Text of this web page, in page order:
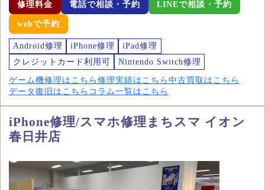
修理料金 電話で相談・予約 LINEで相談・予約
webで予約
Android修理 iPhone修理
iPad修理
クレジットカード利用可
Nintendo Switch修理
ゲーム機修理はこちら 修理実績はこちら 中古買取はこちら
データ復旧はこちら コラム一覧はこちら
iPhone修理/スマホ修理まちスマ イオン
春日井店